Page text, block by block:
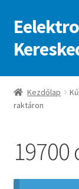
Ugrás
a
navigációhoz
Kilépés
a
tartalomba
Kezdőlap
A fiókom
Kezdőlap
raktáron